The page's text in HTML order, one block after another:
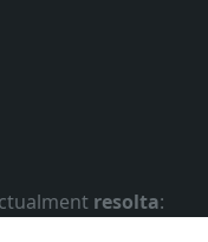
resolta: